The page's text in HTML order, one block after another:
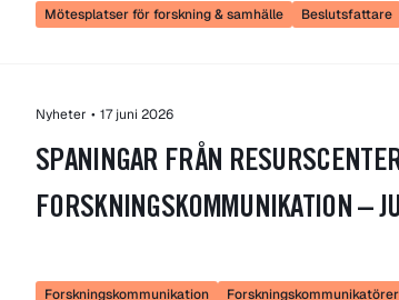
Mötesplatser för forskning & samhälle Beslutsfattare
Nyheter • 17 juni 2026
SPANINGAR FRÅN
FORSKNINGSKOMMUNIKATION –
Forskningskommunikation Forskningskommunikatörer